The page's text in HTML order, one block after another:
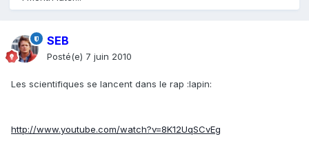
SEB
Posté(e) 7 juin 2010
Les scientifiques se lancent dans le rap :lapin:
http://www.youtube.com/watch?v=8K12UqSCvEg